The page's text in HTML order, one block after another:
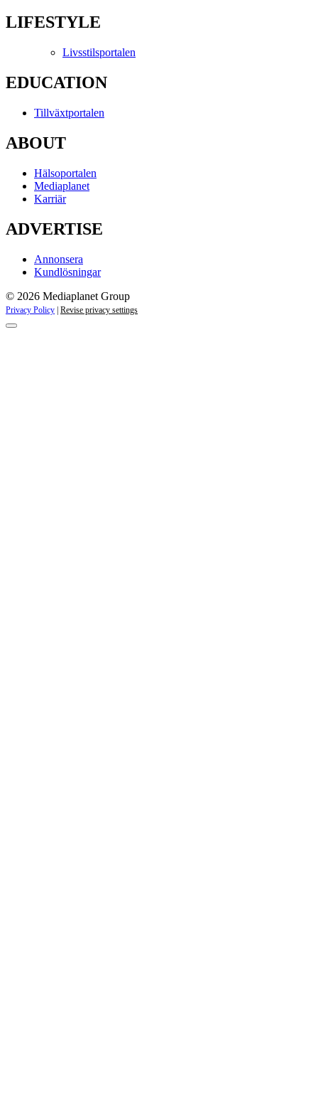
LIFESTYLE
Livsstilsportalen
EDUCATION
Tillväxtportalen
ABOUT
Hälsoportalen
Mediaplanet
Karriär
ADVERTISE
Annonsera
Kundlösningar
© 2026 Mediaplanet Group
Privacy Policy | Revise privacy settings